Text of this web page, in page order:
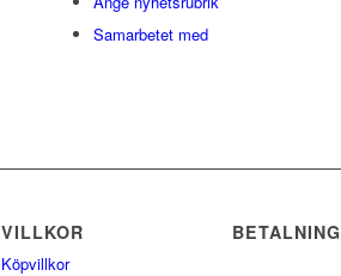
Samarbetet med
VILLKOR
Köpvillkor
BETALNING